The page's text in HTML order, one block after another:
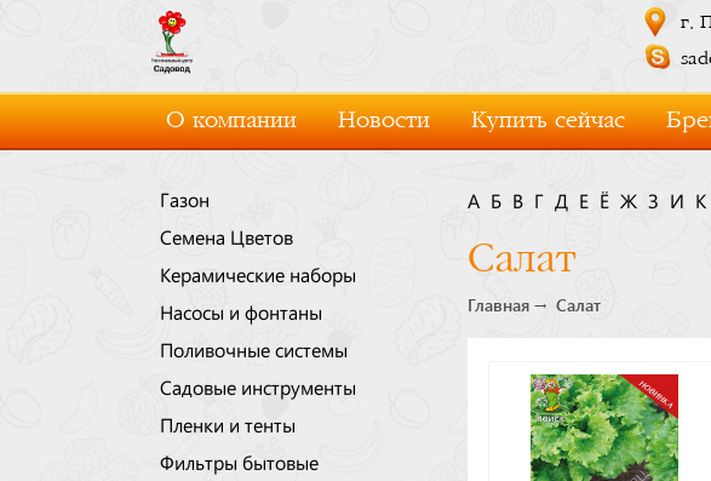
г.
О компании Новости Купить сейчас
Газон
Семена Цветов
Керамические наборы
Насосы и фонтаны
Поливочные системы
Садовые инструменты
Пленки и тенты
Фильтры бытовые
А Б В Г Д Е Ё Ж З И К
Салат
Главная Салат